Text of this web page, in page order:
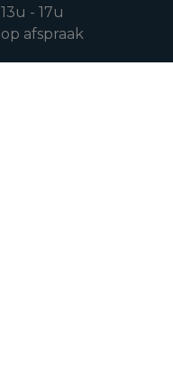
13u - 17u
op afspraak